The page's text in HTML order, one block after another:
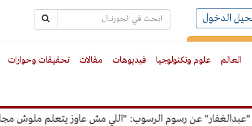
الدخول
العالم علوم وتكنولوجيا فيديوهات مقالات تحقيقات وحوارات
عن رسوم الرسوب: "اللي مش عاوز يتعلم ملوش مجانية"